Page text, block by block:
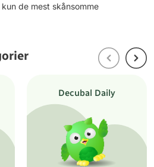
de mest skånsomme
Decubal Daily